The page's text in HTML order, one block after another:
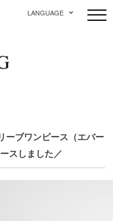
LANGUAGE
ーブワンピース（エバー
スしました／